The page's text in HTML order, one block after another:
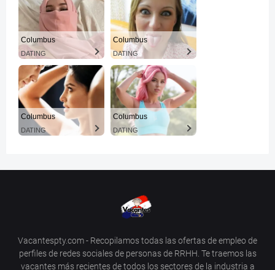
Columbus
DATING
Columbus
DATING
Columbus
DATING
Columbus
DATING
Vacantespty.com - Recopilamos todas las ofertas de empleo de
perfiles de redes sociales de personas de RRHH. Te traemos las
vacantes más recientes de todos los sectores de la industria a